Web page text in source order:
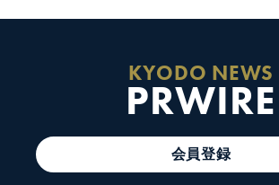
KYODO NEWS
PRWIRE
会員登録